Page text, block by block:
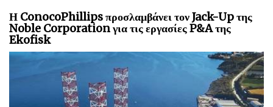
Σύμφωνα με τις πληροφορίες του έργου, η μείωση της καύσης σε
πυρσό αναμένεται να μειώσει τις εκπομπές διοξειδίου του άνθρακα
Το έργο αναμένεται επίσης να υποστηρίξει αυξήσεις παραγωγής
έως και περίπου 2 εκατομμύρια κυβικά μέτρα φυσικού αερίου την
ημέρα, βελτιώνοντας παράλληλα την αποδοτικότητα των
υφιστάμενων υποδομών.